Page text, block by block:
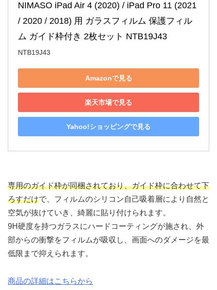
NIMASO iPad Air 4 (2020) / iPad Pro 11 (2021
/ 2020 / 2018) 用 ガラスフィルム 保護フィル
ム ガイド枠付き 2枚セット NTB19J43
NTB19J43
Amazonで見る
楽天市場で見る
Yahoo!ショッピングで見る
専用のガイド枠が同梱されており、ガイド枠に合わせて下
ろすだけで、フィルムのシリコン自己吸着層により自然と
空気が抜けていき、綺麗に貼り付けられます。
9H硬度を持つガラスにハードコーティングが施され、外
部からの衝撃をフィルムが吸収し、画面へのダメージを最
低限まで抑えられます。
商品の詳細はこちらから